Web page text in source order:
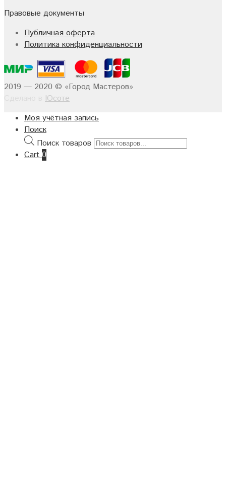
Правовые документы
Публичная оферта
Политика конфиденциальности
2019 — 2020 © «Город Мастеров»
Юсоте
Моя учётная запись
Поиск
Поиск товаров
Cart0